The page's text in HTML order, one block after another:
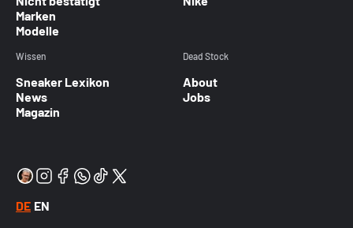
Marken
Modelle
Wissen
Sneaker Lexikon
News
Magazin
Dead Stock
About
Jobs
DE EN